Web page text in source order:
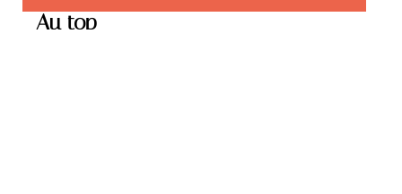
Au top